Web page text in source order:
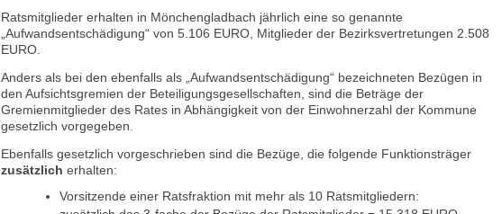
Ratsmitglieder erhalten in Mönchengladbach jährlich eine so genannte
„Aufwandsentschädigung“ von 5.106 EURO, Mitglieder der Bezirksvertretungen 2.508
EURO.
Anders als bei den ebenfalls als „Aufwandsentschädigung“ bezeichneten Bezügen in
den Aufsichtsgremien der Beteiligungsgesellschaften, sind die Beträge der
Gremienmitglieder des Rates in Abhängigkeit von der Einwohnerzahl der Kommune
gesetzlich vorgegeben.
Ebenfalls gesetzlich vorgeschrieben sind die Bezüge, die folgende Funktionsträger
zusätzlich erhalten:
Vorsitzende einer Ratsfraktion mit mehr als 10 Ratsmitgliedern: